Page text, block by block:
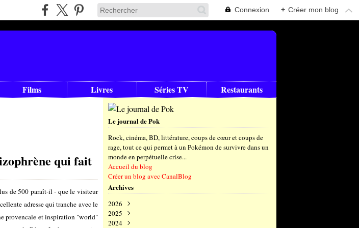
Connexion + Créer mon blog
Films Livres Séries TV Restaurants
qui fait
de 500 paraît-il - que le visiteur
adresse qui tranche avec le
provencale et inspiration "world"
Le journal de Pok
Rock, cinéma, BD, littérature, coups de cœur et coups de
rage, tout ce qui permet à un Pokémon de survivre dans un
monde en perpétuelle crise...
Accueil du blog
Créer un blog avec CanalBlog
Archives
2026
Août
Juillet
2025
Décembre
2024